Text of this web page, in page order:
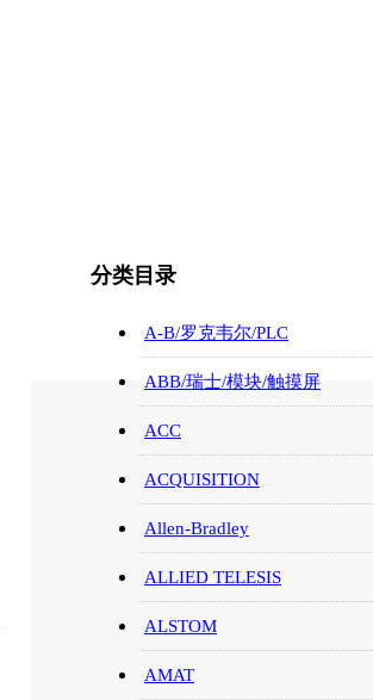
分类目录
A-B/罗克韦尔/PLC
ABB/瑞士/模块/触摸屏
ACC
ACQUISITION
Allen-Bradley
ALLIED TELESIS
ALSTOM
AMAT